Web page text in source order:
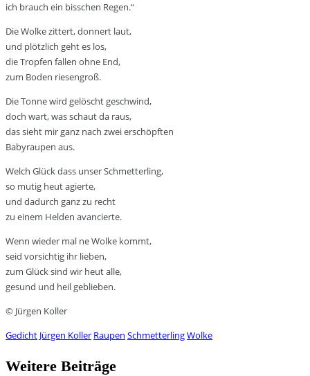
ich brauch ein bisschen Regen.“
Die Wolke zittert, donnert laut,
und plötzlich geht es los,
die Tropfen fallen ohne End,
zum Boden riesengroß.
Die Tonne wird gelöscht geschwind,
doch wart, was schaut da raus,
das sieht mir ganz nach zwei erschöpften
Babyraupen aus.
Welch Glück dass unser Schmetterling,
so mutig heut agierte,
und dadurch ganz zu recht
zu einem Helden avancierte.
Wenn wieder mal ne Wolke kommt,
seid vorsichtig ihr lieben,
zum Glück sind wir heut alle,
gesund und heil geblieben.
© Jürgen Koller
Gedicht Jürgen Koller Raupen SchmetterlingWolke
Weitere Beiträge